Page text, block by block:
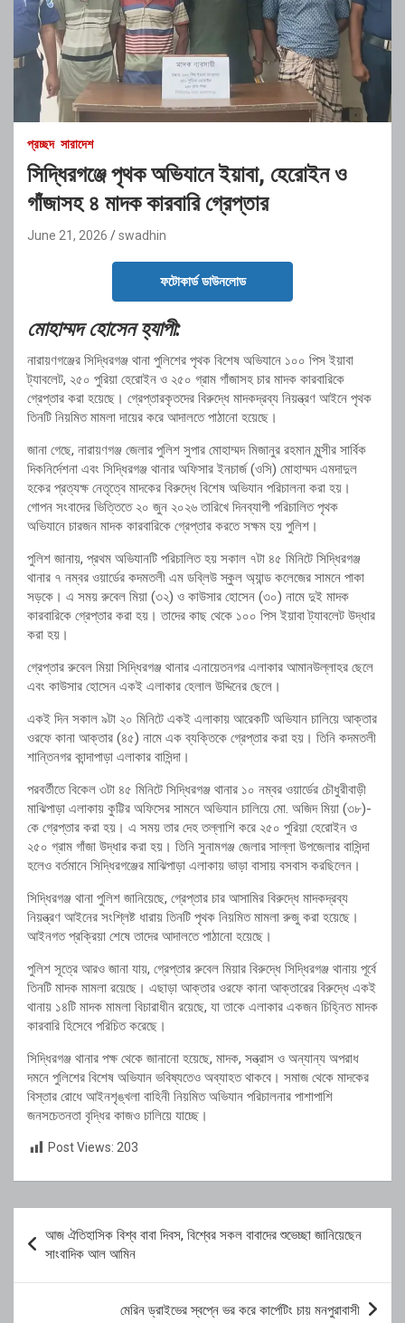
প্রচ্ছদ সারাদেশ
সিদ্ধিরগঞ্জে পৃথক অভিযানে ইয়াবা, হেরোইন ও
গাঁজাসহ ৪ মাদক কারবারি গ্রেপ্তার
June 21, 2026 swadhin
ফটোকার্ড ডাউনলোড
মোহাম্মদ হোসেন হ্যাপী:
নারায়ণগঞ্জের সিদ্ধিরগঞ্জ থানা পুলিশের পৃথক বিশেষ অভিযানে ১০০ পিস ইয়াবা
ট্যাবলেট, ২৫০ পুরিয়া হেরোইন ও ২৫০ গ্রাম গাঁজাসহ চার মাদক কারবারিকে
গ্রেপ্তার করা হয়েছে। গ্রেপ্তারকৃতদের বিরুদ্ধে মাদকদ্রব্য নিয়ন্ত্রণ আইনে পৃথক
তিনটি নিয়মিত মামলা দায়ের করে আদালতে পাঠানো হয়েছে।
জানা গেছে, নারায়ণগঞ্জ জেলার পুলিশ সুপার মোহাম্মদ মিজানুর রহমান মুন্সীর সার্বিক
দিকনির্দেশনা এবং সিদ্ধিরগঞ্জ থানার অফিসার ইনচার্জ (ওসি) মোহাম্মদ এমদাদুল
হকের প্রত্যক্ষ নেতৃত্বে মাদকের বিরুদ্ধে বিশেষ অভিযান পরিচালনা করা হয়।
গোপন সংবাদের ভিত্তিতে ২০ জুন ২০২৬ তারিখে দিনব্যাপী পরিচালিত পৃথক
অভিযানে চারজন মাদক কারবারিকে গ্রেপ্তার করতে সক্ষম হয় পুলিশ।
পুলিশ জানায়, প্রথম অভিযানটি পরিচালিত হয় সকাল ৭টা ৪৫ মিনিটে সিদ্ধিরগঞ্জ
থানার ৭ নম্বর ওয়ার্ডের কদমতলী এম ডব্লিউ স্কুল অ্যান্ড কলেজের সামনে পাকা
সড়কে। এ সময় রুবেল মিয়া (৩২) ও কাউসার হোসেন (৩০) নামে দুই মাদক
কারবারিকে গ্রেপ্তার করা হয়। তাদের কাছ থেকে ১০০ পিস ইয়াবা ট্যাবলেট উদ্ধার
করা হয়।
গ্রেপ্তার রুবেল মিয়া সিদ্ধিরগঞ্জ থানার এনায়েতনগর এলাকার আমানউল্লাহর ছেলে
এবং কাউসার হোসেন একই এলাকার হেলাল উদ্দিনের ছেলে।
একই দিন সকাল ৯টা ২০ মিনিটে একই এলাকায় আরেকটি অভিযান চালিয়ে আক্তার
ওরফে কানা আক্তার (৪৫) নামে এক ব্যক্তিকে গ্রেপ্তার করা হয়। তিনি কদমতলী
শান্তিনগর কান্দাপাড়া এলাকার বাসিন্দা।
পরবর্তীতে বিকেল ৩টা ৪৫ মিনিটে সিদ্ধিরগঞ্জ থানার ১০ নম্বর ওয়ার্ডের চৌধুরীবাড়ী
মাঝিপাড়া এলাকায় কুট্টির অফিসের সামনে অভিযান চালিয়ে মো. অজিদ মিয়া (৩৮)-
কে গ্রেপ্তার করা হয়। এ সময় তার দেহ তল্লাশি করে ২৫০ পুরিয়া হেরোইন ও
২৫০ গ্রাম গাঁজা উদ্ধার করা হয়। তিনি সুনামগঞ্জ জেলার সাল্লা উপজেলার বাসিন্দা
হলেও বর্তমানে সিদ্ধিরগঞ্জের মাঝিপাড়া এলাকায় ভাড়া বাসায় বসবাস করছিলেন।
সিদ্ধিরগঞ্জ থানা পুলিশ জানিয়েছে, গ্রেপ্তার চার আসামির বিরুদ্ধে মাদকদ্রব্য
নিয়ন্ত্রণ আইনের সংশ্লিষ্ট ধারায় তিনটি পৃথক নিয়মিত মামলা রুজু করা হয়েছে।
আইনগত প্রক্রিয়া শেষে তাদের আদালতে পাঠানো হয়েছে।
পুলিশ সূত্রে আরও জানা যায়, গ্রেপ্তার রুবেল মিয়ার বিরুদ্ধে সিদ্ধিরগঞ্জ থানায় পূর্বে
তিনটি মাদক মামলা রয়েছে। এছাড়া আক্তার ওরফে কানা আক্তারের বিরুদ্ধে একই
থানায় ১৪টি মাদক মামলা বিচারাধীন রয়েছে, যা তাকে এলাকার একজন চিহ্নিত মাদক
কারবারি হিসেবে পরিচিত করেছে।
সিদ্ধিরগঞ্জ থানার পক্ষ থেকে জানানো হয়েছে, মাদক, সন্ত্রাস ও অন্যান্য অপরাধ
দমনে পুলিশের বিশেষ অভিযান ভবিষ্যতেও অব্যাহত থাকবে। সমাজ থেকে মাদকের
বিস্তার রোধে আইনশৃঙ্খলা বাহিনী নিয়মিত অভিযান পরিচালনার পাশাপাশি
জনসচেতনতা বৃদ্ধির কাজও চালিয়ে যাচ্ছে।
Post Views: 203
navigation
আজ ঐতিহাসিক বিশ্ব বাবা দিবস, বিশ্বের সকল বাবাদের শুভেচ্ছা জানিয়েছেন
সাংবাদিক আল আমিন
মেরিন ড্রাইভের স্বপ্নে ভর করে কার্পেটিং চায় মনপুরাবাসী